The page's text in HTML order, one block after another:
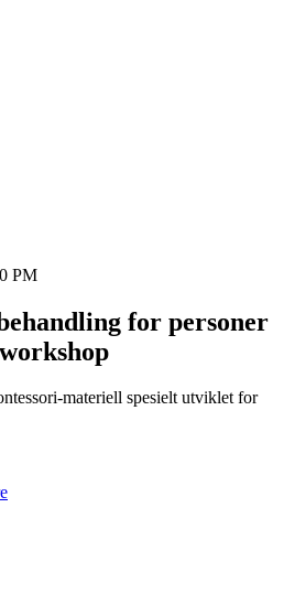
PM
for personer
workshop
materiell spesielt utviklet for